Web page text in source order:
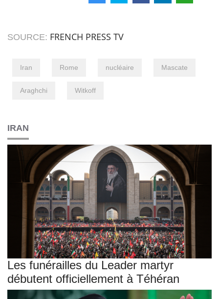
SOURCE: FRENCH PRESS TV
Iran Rome nucléaire Mascate
Araghchi Witkoff
IRAN
Les funérailles du Leader martyr
débutent officiellement à Téhéran